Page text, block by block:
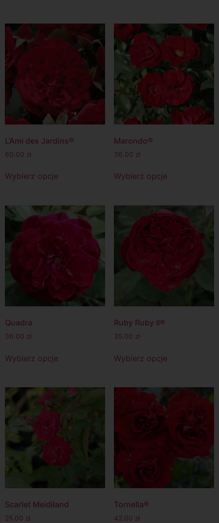
L’Ami des Jardins®
60.00 zł
Wybierz opcje
Marondo®
36.00 zł
Wybierz opcje
Quadra
36.00 zł
Wybierz opcje
Ruby Ruby II®
35.00 zł
Wybierz opcje
Scarlet Meidiland
25.00 zł
Tornella®
42.00 zł